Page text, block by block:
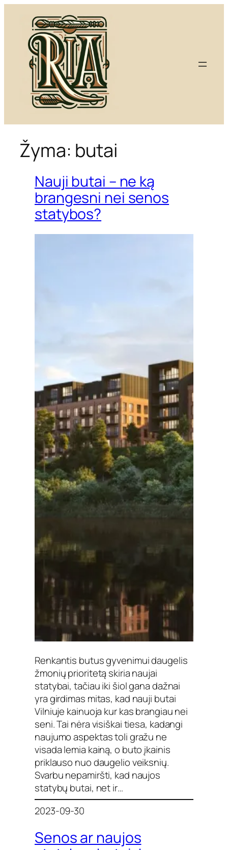
turinio
Žyma: butai
Nauji butai – ne ką
brangesni nei senos
statybos?
Renkantis butus gyvenimui daugelis
žmonių prioritetą skiria naujai
statybai, tačiau iki šiol gana dažnai
yra girdimas mitas, kad nauji butai
Vilniuje kainuoja kur kas brangiau nei
seni. Tai nėra visiškai tiesa, kadangi
naujumo aspektas toli gražu ne
visada lemia kainą, o buto įkainis
priklauso nuo daugelio veiksnių.
Svarbu nepamiršti, kad naujos
statybų butai, net ir…
2023-09-30
Senos ar naujos